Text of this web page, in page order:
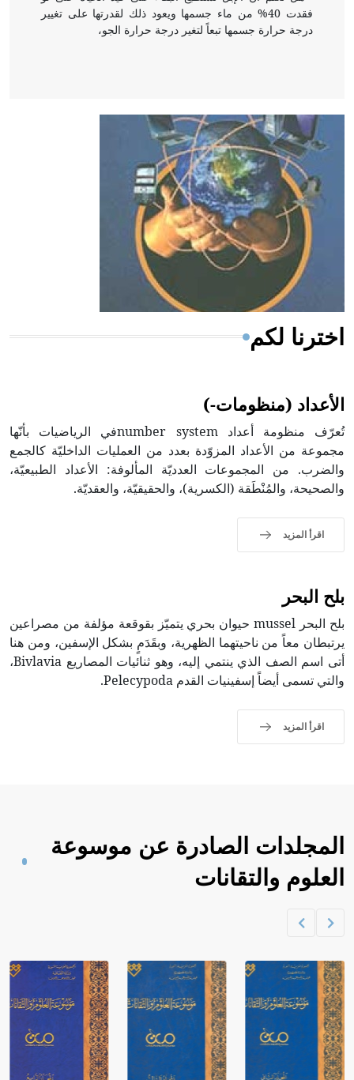
فقدت 40% من ماء جسمها ويعود ذلك لقدرتها على تغيير
درجة حرارة جسمها تبعاً لتغير درجة حرارة الجو،
- هل تعلم أن أبقراط كتب في الطب أربعة مؤلفات هي:
الحكم، الأدلة، تنظيم التغذية، ورسالته في جروح الرأس.
ويعود له الفضل بأنه حرر الطب من الدين والفلسفة.
- هل تعلم أن المرجان إفراز حيواني يتكون في البحر ويتركب
من مادة كربونات الكلسيوم، وهو أحمر أو شديد الحمرة وهو
أجود أنواعه، ويمتاز بكبر الحجم ويسمى الش
اخترنا لكم
الأعداد (منظومات-)
تُعرّف منظومة أعداد number systemفي الرياضيات بأنّها
مجموعة من الأعداد المزوّدة بعدد من العمليات الداخليّة كالجمع
والضرب. من المجموعات العدديّة المألوفة: الأعداد الطبيعيّة،
والصحيحة، والمُنْطَقة (الكسرية)، والحقيقيّة، والعقديّة.
اقرأ المزيد
بلح البحر
بلح البحر mussel حيوان بحري يتميّز بقوقعة مؤلفة من مصراعين
يرتبطان معاً من ناحيتهما الظهرية، وبقَدَمٍ بشكل الإسفين، ومن هنا
أتى اسم الصف الذي ينتمي إليه، وهو ثنائيات المصاريع Bivlavia،
والتي تسمى أيضاً إسفينيات القدم Pelecypoda.
اقرأ المزيد
المجلدات الصادرة عن موسوعة
العلوم والتقانات